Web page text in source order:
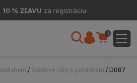
10 % ZĽAVU za registráciu
0
/ Soklové lišty k podlahám / D087